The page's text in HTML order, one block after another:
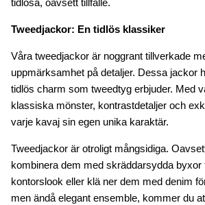
tidlösa, oavsett tillfälle.
Tweedjackor: En tidlös klassiker
Våra tweedjackor är noggrant tillverkade
uppmärksamhet på detaljer. Dessa jackor
tidlös charm som tweedtyg erbjuder. Med
klassiska mönster, kontrastdetaljer och
varje kavaj sin egen unika karaktär.
Tweedjackor är otroligt mångsidiga.
kombinera dem med skräddarsydda byxor
kontorslook eller klä ner dem med denim
men ändå elegant ensemble, kommer du